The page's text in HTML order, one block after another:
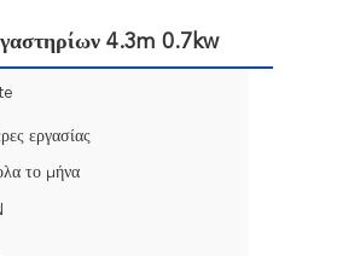
4.3m 0.7kw
εργασίας
το μήνα